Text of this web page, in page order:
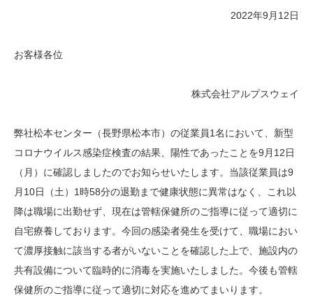
2022年9月12日
お客様各位
株式会社アルプスウェイ
弊社松本センター（長野県松本市）の従業員1名において、新型
コロナウイルス感染症検査の結果、陽性であったことを9月12日
（月）に確認しましたのでお知らせいたします。当該従業員は9
月10日（土）1時58分の退勤まで健康状態に異常はなく、これ以
降は職場に出勤せず、現在は管轄保健所のご指導に従って適切に
自宅療養しております。今回の感染者発生を受けて、職場におい
て濃厚接触に該当する者がいないことを確認した上で、施設内の
共有設備について臨時的に消毒を実施いたしました。今後も管轄
保健所のご指導に従って適切に対応を進めてまいります。